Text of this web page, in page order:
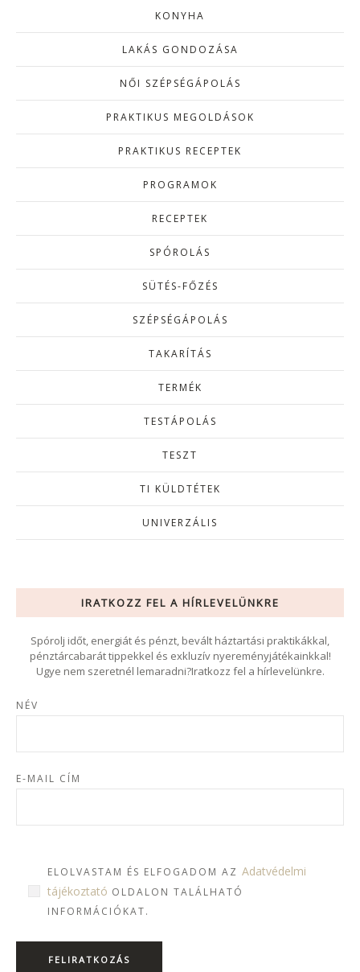
KONYHA
LAKÁS GONDOZÁSA
NŐI SZÉPSÉGÁPOLÁS
PRAKTIKUS MEGOLDÁSOK
PRAKTIKUS RECEPTEK
PROGRAMOK
RECEPTEK
SPÓROLÁS
SÜTÉS-FŐZÉS
SZÉPSÉGÁPOLÁS
TAKARÍTÁS
TERMÉK
TESTÁPOLÁS
TESZT
TI KÜLDTÉTEK
UNIVERZÁLIS
IRATKOZZ FEL A HÍRLEVELÜNKRE
Spórolj időt, energiát és pénzt, bevált háztartási praktikákkal,
pénztárcabarát tippekkel és exkluzív nyereményjátékainkkal!
Ugye nem szeretnél lemaradni?Iratkozz fel a hírlevelünkre.
NÉV
E-MAIL CÍM
ELOLVASTAM ÉS ELFOGADOM AZ Adatvédelmi
tájékoztató OLDALON TALÁLHATÓ
INFORMÁCIÓKAT.